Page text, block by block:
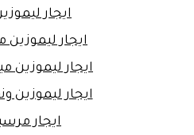
ايجار
ايجار ليموزين
ايجار ليموزين
ايجار ليموزين
ايجار